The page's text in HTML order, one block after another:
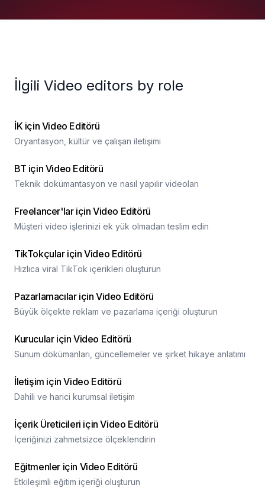
İlgili Video editors by role
İK için Video Editörü
Oryantasyon, kültür ve çalışan iletişimi
BT için Video Editörü
Teknik dokümantasyon ve nasıl yapılır videoları
Freelancer'lar için Video Editörü
Müşteri video işlerinizi ek yük olmadan teslim edin
TikTokçular için Video Editörü
Hızlıca viral TikTok içerikleri oluşturun
Pazarlamacılar için Video Editörü
Büyük ölçekte reklam ve pazarlama içeriği oluşturun
Kurucular için Video Editörü
Sunum dökümanları, güncellemeler ve şirket hikaye anlatımı
İletişim için Video Editörü
Dahili ve harici kurumsal iletişim
İçerik Üreticileri için Video Editörü
İçeriğinizi zahmetsizce ölçeklendirin
Eğitmenler için Video Editörü
Etkileşimli eğitim içeriği oluşturun